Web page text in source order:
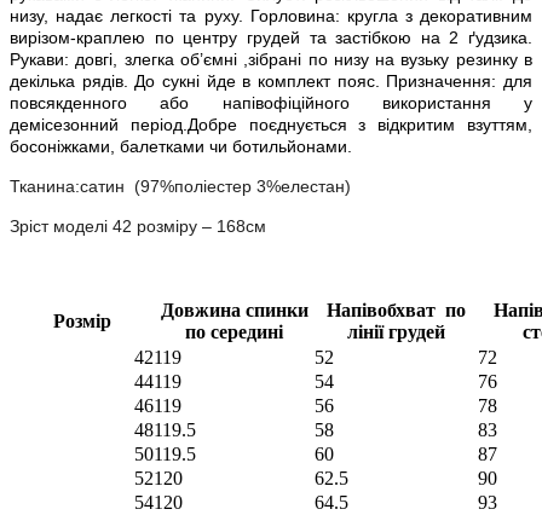
низу, надає легкості та руху. Горловина: кругла з декоративним
вирізом-краплею по центру грудей та застібкою на 2 ґудзика.
Рукави: довгі, злегка об’ємні ,зібрані по низу на вузьку резинку в
декілька рядів. До сукні йде в комплект пояс. Призначення: для
повсякденного або напівофіційного використання у
демісезонний період.Добре поєднується з відкритим взуттям,
босоніжками, балетками чи ботильйонами.
Тканина:сатин (97%поліестер 3%елестан)
Зріст моделі 42 розміру – 168см
Розмір
Довжина спинки
по середині
Напівобхват по
лінії грудей
42119 52
72
44119 54
76
46119 56
78
48119.5 58
83
50119.5 60
87
52120 62.5
90
54120 64.5
93